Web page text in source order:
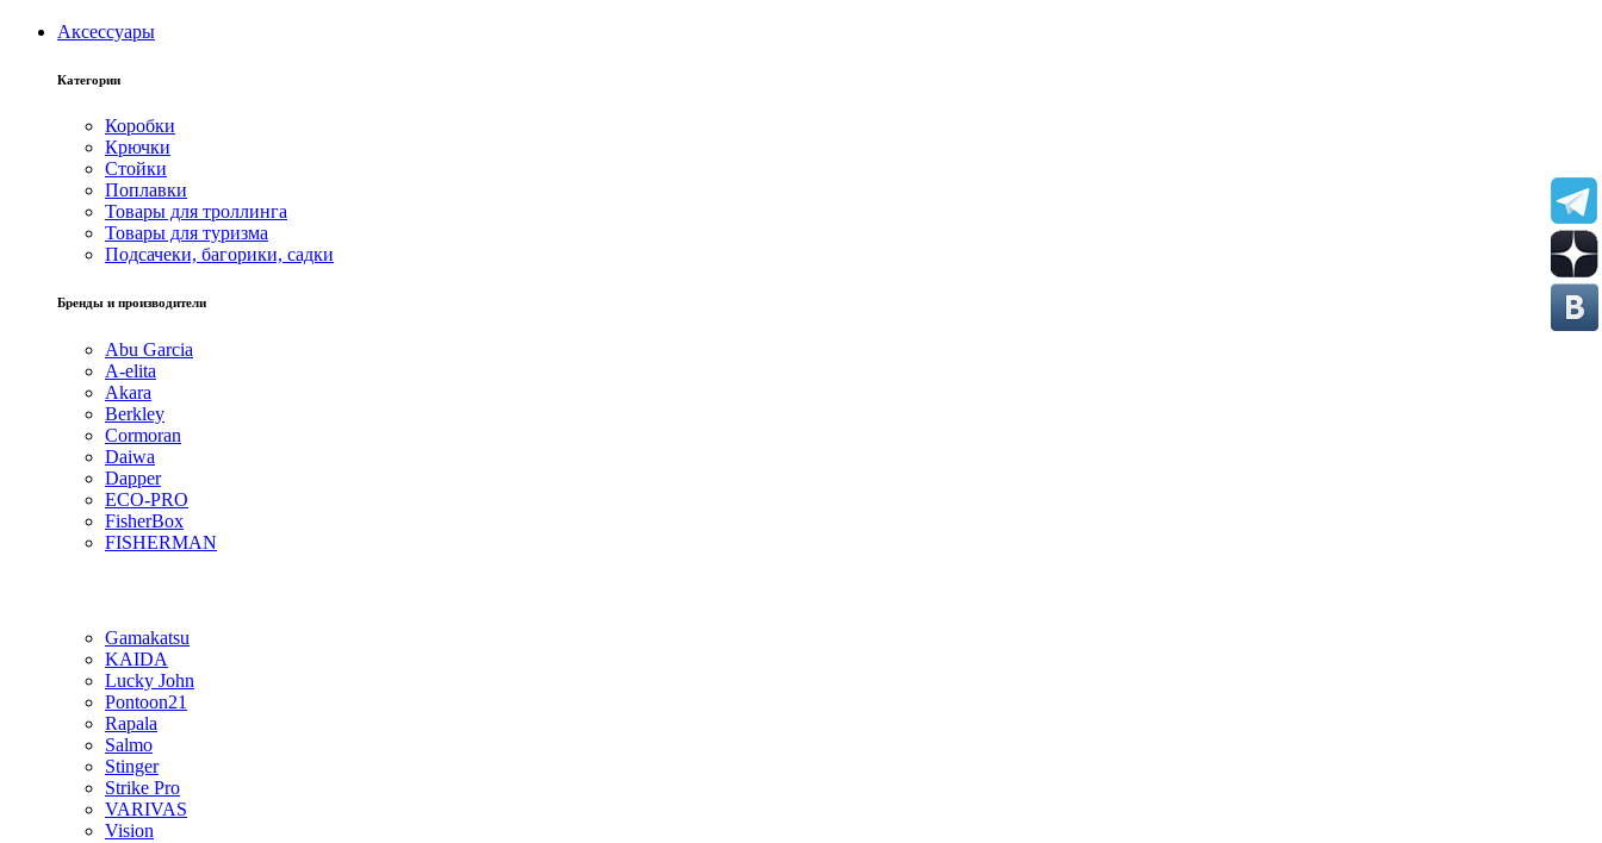
Аксессуары
Категории
Коробки
Крючки
Стойки
Поплавки
Товары для троллинга
Товары для туризма
Подсачеки, багорики, садки
Бренды и производители
Abu Garcia
A-elita
Akara
Berkley
Cormoran
Daiwa
Dapper
ECO-PRO
FisherBox
FISHERMAN
Gamakatsu
KAIDA
Lucky John
Pontoon21
Rapala
Salmo
Stinger
Strike Pro
VARIVAS
Vision